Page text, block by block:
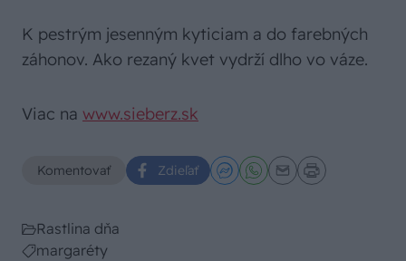
K pestrým jesenným kyticiam a do farebných
záhonov. Ako rezaný kvet vydrží dlho vo váze.
Viac na www.sieberz.sk
Komentovať Zdieľať
Rastlina dňa
margaréty